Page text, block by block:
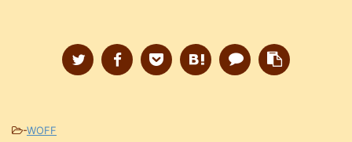
-WOFF